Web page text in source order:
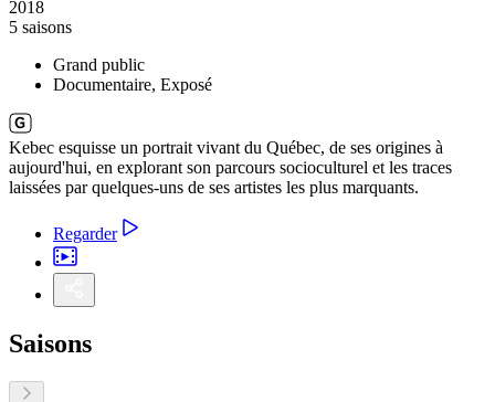
2018
5 saisons
Grand public
Documentaire, Exposé
Kebec esquisse un portrait vivant du Québec, de ses origines à
aujourd'hui, en explorant son parcours socioculturel et les traces
laissées par quelques-uns de ses artistes les plus marquants.
Regarder
Saisons